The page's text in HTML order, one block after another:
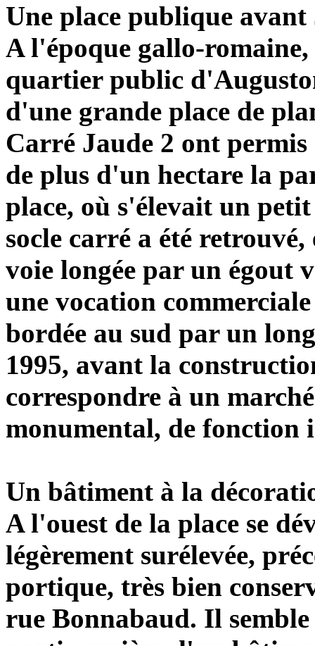
Une place publique avant
A l'époque gallo-
quartier public
d'une grande place de
Carré Jaude 2 ont
de plus d'un hectare la
place, où s'élevait un
socle carré a été
voie longée par un égout
une vocation
bordée au sud par un
1995, avant la
correspondre à un
monumental, de fonction
Un bâtiment à la
A l'ouest de la place se
légèrement surélevée,
portique, très bien
rue Bonnabaud. Il